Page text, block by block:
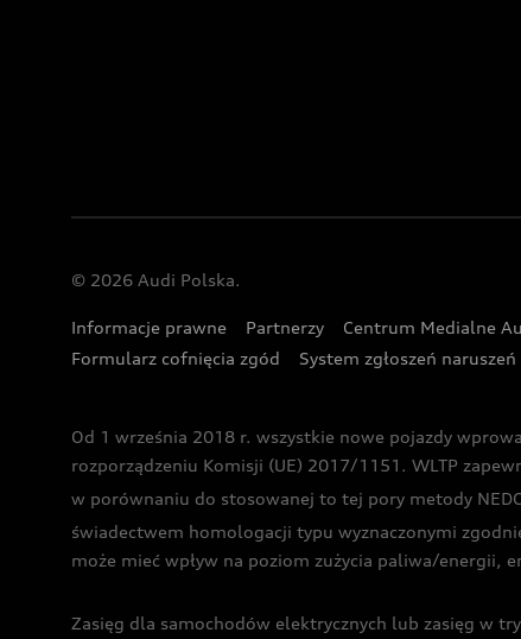
© 2026 Audi Polska.
Informacje prawne Partnerzy Centrum Medialne
Formularz cofnięcia zgód
System zgłoszeń naruszeń
Od 1 września 2018 r. wszystkie nowe pojazdy
rozporządzeniu Komisji (UE) 2017/1151. WLTP
w porównaniu do stosowanej to tej pory metody
świadectwem homologacji typu wyznaczonymi
może mieć wpływ na poziom zużycia paliwa/energii,
Zasięg dla samochodów elektrycznych lub zasięg w